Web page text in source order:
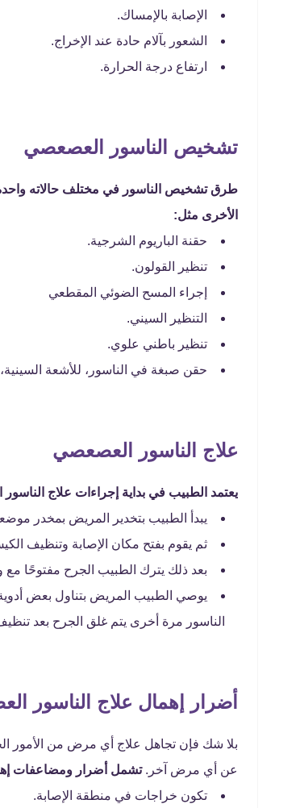
الإصابة بالإمساك.
الشعور بآلام حادة عند الإخراج.
ارتفاع درجة الحرارة.
تشخيص الناسور العصعصي
طرق تشخيص الناسور في مختلف حالاته
الأخرى مثل:
حقنة الباريوم الشرجية.
تنظير القولون.
إجراء المسح الضوئي المقطعي
التنظير السيني.
تنظير باطني علوي.
حقن صبغة في الناسور، للأشعة
علاج الناسور العصعصي
يعتمد الطبيب في بداية إجراءات علاج
يبدأ الطبيب بتخدير المريض بمخدر
ثم يقوم بفتح مكان الإصابة وتنظيف
بعد ذلك يترك الطبيب الجرح مفتوحًا
يوصي الطبيب المريض بتناول بعض
الناسور مرة أخرى يتم غلق الجرح بعد
أضرار إهمال علاج الناسور
بلا شك فإن تجاهل علاج أي مرض من الأمور
عن أي مرض آخر.تشمل أضرار ومضاعفات
تكون خراجات في منطقة الإصابة.